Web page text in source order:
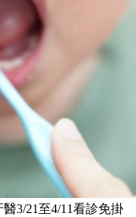
3/21至4/11看診免掛